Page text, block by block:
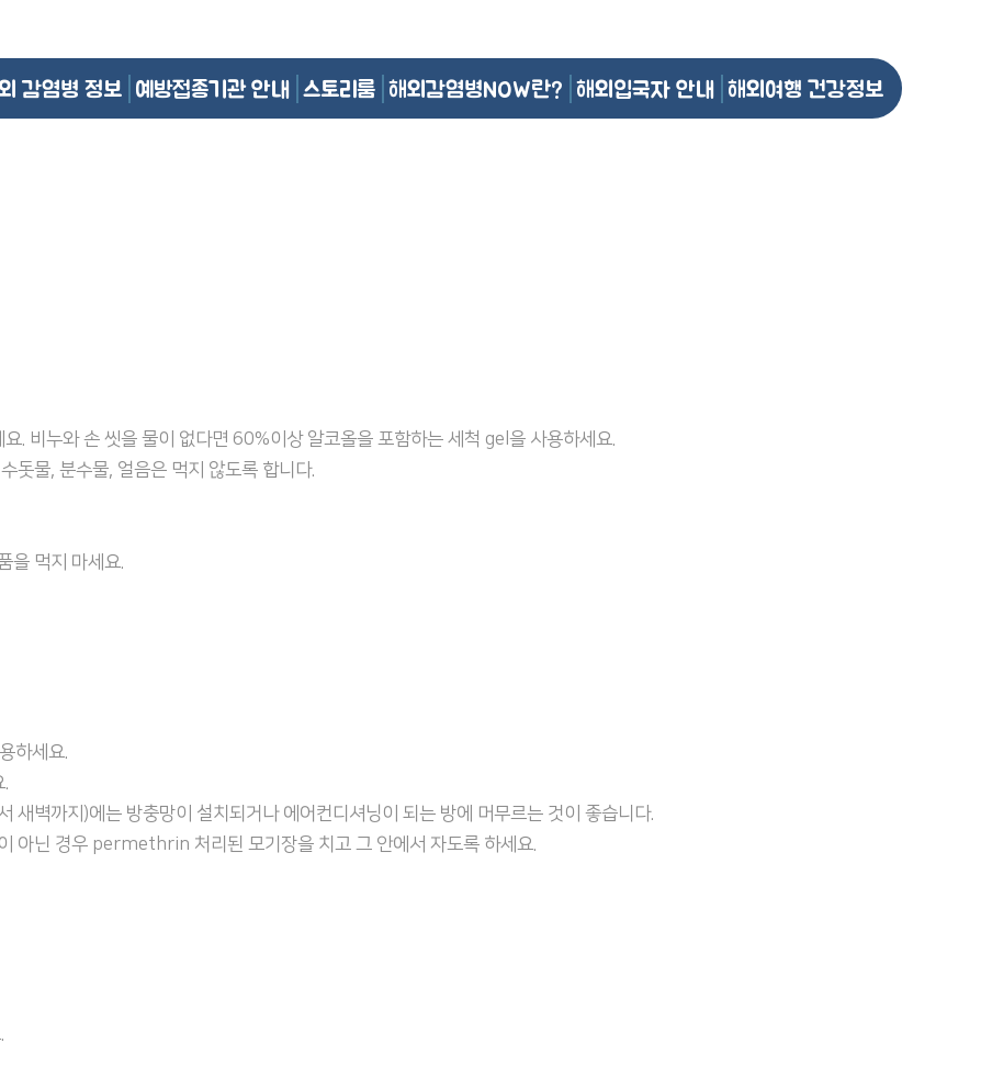
감염병 정보 예방접종기관 안내 스토리룸 해외감염병NOW란? 해외입국자 안내 해외여행 건강정보
. 비누와 손 씻을 물이 없다면 60%이상 알코올을 포함하는 세척 gel을 사용하세요.
돗물, 분수물, 얼음은 먹지 않도록 합니다.
을 먹지 마세요.
하세요.
.
새벽까지)에는 방충망이 설치되거나 에어컨디셔닝이 되는 방에 머무르는 것이 좋습니다.
아닌 경우 permethrin 처리된 모기장을 치고 그 안에서 자도록 하세요.